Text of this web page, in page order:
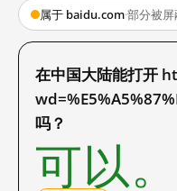
属于 baidu.com·部分被屏
在中国大陆能打开
吗？
可以。